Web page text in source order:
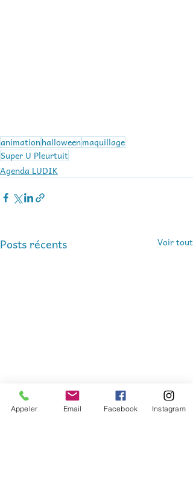
animationhalloweenmaquillage
Super U Pleurtuit
Agenda LUDIK
Posts récents Voir tout
Appeler Email Facebook Instagram